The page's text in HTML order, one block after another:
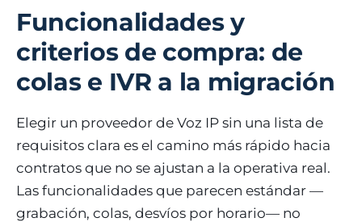
Funcionalidades y
criterios de compra: de
colas e IVR a la migración
Elegir un proveedor de Voz IP sin una lista de
requisitos clara es el camino más rápido hacia
contratos que no se ajustan a la operativa real.
Las funcionalidades que parecen estándar —
grabación, colas, desvíos por horario— no